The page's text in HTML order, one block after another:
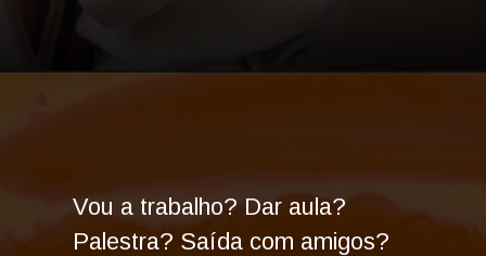
Vou a trabalho? Dar aula?
Palestra? Saída com amigos?